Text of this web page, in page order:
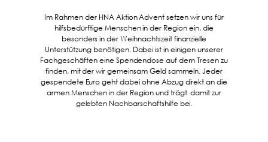
Im Rahmen der HNA Aktion Advent setzen wir uns für
hilfsbedürftige Menschen in der Region ein, die
besonders in der Weihnachtszeit finanzielle
Unterstützung benötigen. Dabei ist in einigen unserer
Fachgeschäften eine Spendendose auf dem Tresen zu
finden, mit der wir gemeinsam Geld sammeln. Jeder
gespendete Euro geht dabei ohne Abzug direkt an die
armen Menschen in der Region und trägt damit zur
gelebten Nachbarschaftshilfe bei.